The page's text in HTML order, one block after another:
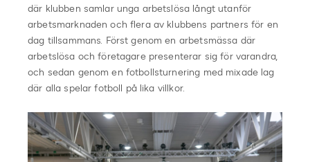
där klubben samlar unga arbetslösa långt utanför
arbetsmarknaden och flera av klubbens partners för en
dag tillsammans. Först genom en arbetsmässa där
arbetslösa och företagare presenterar sig för varandra,
och sedan genom en fotbollsturnering med mixade lag
där alla spelar fotboll på lika villkor.